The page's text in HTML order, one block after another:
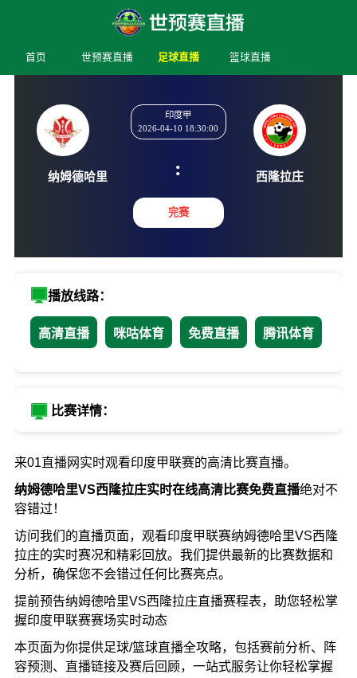
首页 世预赛直播 足球直播 篮球直播
印度甲
2026-04-10 18:30:00
:
完赛
播放线路：
高清直播 咪咕体育 免费直播 腾讯体育
比赛详情：
来01直播网实时观看印度甲联赛的高清比赛直播。
纳姆德哈里VS西隆拉庄实时在线高清比赛免费直播绝对不
容错过！
访问我们的直播页面，观看印度甲联赛纳姆德哈里VS西隆
拉庄的实时赛况和精彩回放。我们提供最新的比赛数据和
分析，确保您不会错过任何比赛亮点。
提前预告纳姆德哈里VS西隆拉庄直播赛程表，助您轻松掌
握印度甲联赛赛场实时动态
本页面为你提供足球/篮球直播全攻略，包括赛前分析、阵
容预测、直播链接及赛后回顾，一站式服务让你轻松掌握